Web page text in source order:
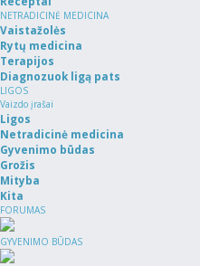
NETRADICINĖ MEDICINA
Vaistažolės
Rytų medicina
Terapijos
Diagnozuok ligą pats
LIGOS
Vaizdo įrašai
Ligos
Netradicinė medicina
Gyvenimo būdas
Grožis
Mityba
Kita
FORUMAS
GYVENIMO BŪDAS